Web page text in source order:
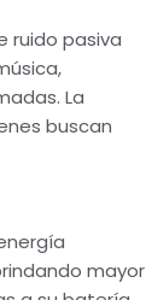
ruido pasiva
La
buscan
mayor